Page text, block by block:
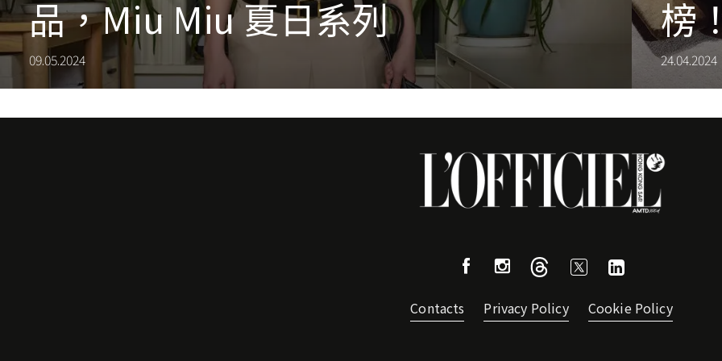
品，Miu Miu 夏日系列
09.05.2024
榜
24.04.2024
Contacts Privacy Policy Cookie Policy